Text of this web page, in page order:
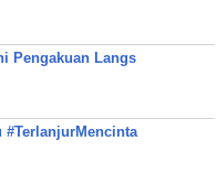
Pengakuan Langs
#TerlanjurMencinta